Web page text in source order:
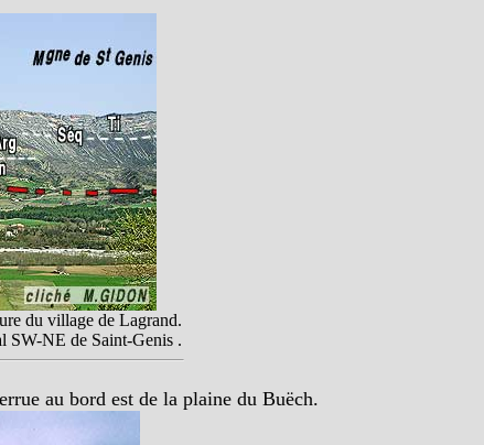
du village de Lagrand.
SW-NE de Saint-Genis .
au bord est de la plaine du Buëch.